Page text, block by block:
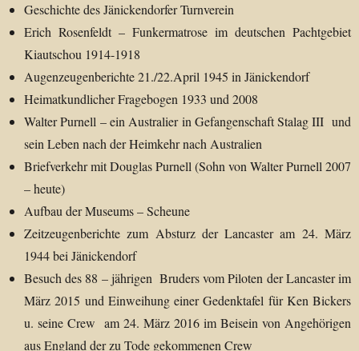
Geschichte des Jänickendorfer Turnverein
Erich Rosenfeldt – Funkermatrose im deutschen Pachtgebiet
Kiautschou 1914-1918
Augenzeugenberichte 21./22.April 1945 in Jänickendorf
Heimatkundlicher Fragebogen 1933 und 2008
Walter Purnell – ein Australier in Gefangenschaft Stalag III und
sein Leben nach der Heimkehr nach Australien
Briefverkehr mit Douglas Purnell (Sohn von Walter Purnell 2007
– heute)
Aufbau der Museums – Scheune
Zeitzeugenberichte zum Absturz der Lancaster am 24. März
1944 bei Jänickendorf
Besuch des 88 – jährigen Bruders vom Piloten der Lancaster im
März 2015 und Einweihung einer Gedenktafel für Ken Bickers
u. seine Crew am 24. März 2016 im Beisein von Angehörigen
aus England der zu Tode gekommenen Crew